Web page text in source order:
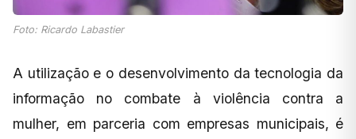
Foto: Ricardo Labastier
A utilização e o desenvolvimento da tecnologia da
informação no combate à violência contra a
mulher, em parceria com empresas municipais, é